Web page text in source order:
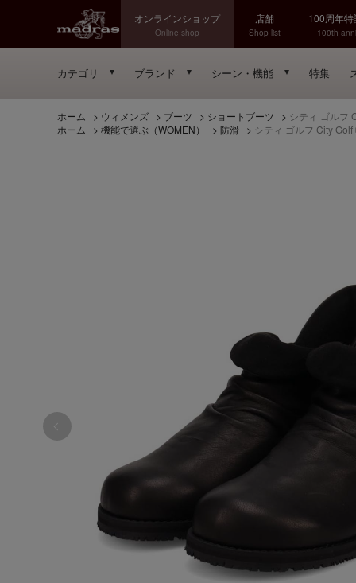
オンラインショップ
Online shop
店舗
Shop list
100周年
100th
カテゴリ ブランド シーン・機能 特集
ホーム > ウィメンズ > ブーツ > ショートブーツ > シティ ゴルフ
ホーム
> 機能で選ぶ（WOMEN） > 防滑 > シティ ゴルフ City